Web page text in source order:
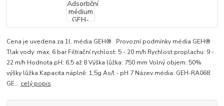
Cena je uvedena za 1l. média GEH® Provozní podmínky média GEH®
Tlak vody: max. 6 bar Filtrační rychlost: 5 - 20 m/h Rychlost proplachu: 9 -
22 m/h Hodnota pH: 6,5 až 8 Výška lůžka: 750 mm Volný objem: 50%
výšky lůžka Kapacita náplně: 1,5g As/l - pH 7 Název média: GEH-RA068
GE... celý popis